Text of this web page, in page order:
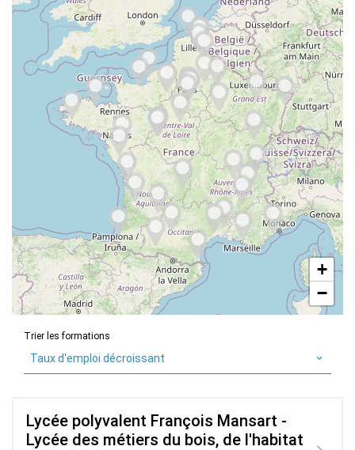
Trier les formations
Taux d'emploi décroissant
Lycée polyvalent François Mansart -
Lycée des métiers du bois, de l'habitat
+
−